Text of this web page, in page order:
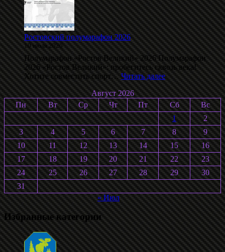
памяти
С.
Воробьёва
2026
Ростовский полумарафон 2026
10 июля 2026
Полумарафон «Ростов Великий» 2026 Полумарафон
2026 «Ростов Великий»: пробегитесь сквозь века!
Хотите совместить спорт…Читать далее:
Ростовский
полумарафон
2026
Август 2026
Пн
Вт Ср Чт Пт Сб
Вс
1
2
3
4 5 6 7 8
9
10
11 12 13 14 15
16
17
18 19 20 21 22
23
24
25 26 27 28 29
30
31
« Июл
Избранные категории